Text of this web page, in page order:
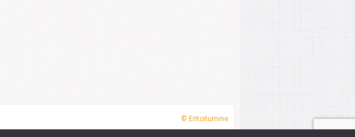
© Eritoitumine